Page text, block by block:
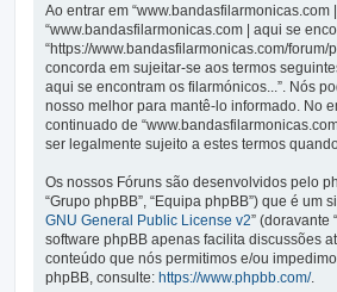
Ao entrar em “www.bandasfilarmonicas.com
“www.bandasfilarmonicas.com | aqui se
“https://www.bandasfilarmonicas.com/
concorda em sujeitar-se aos termos
aqui se encontram os filarmónicos...”. Nós
nosso melhor para mantê-lo informado. No
continuado de
ser legalmente sujeito a estes termos
Os nossos Fóruns são desenvolvidos pelo
“Grupo phpBB”, “Equipa phpBB”) que é um
GNU General Public License v2” (doravante
software phpBB apenas facilita discussões
conteúdo que nós permitimos e/ou
phpBB, consulte: https://www.phpbb.com/.